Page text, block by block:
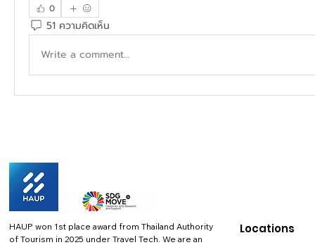
0
51 ความคิดเห็น
Write a comment...
HAUP won 1st place award from Thailand Authority
of Tourism in 2025 under Travel Tech. We are an
Locations